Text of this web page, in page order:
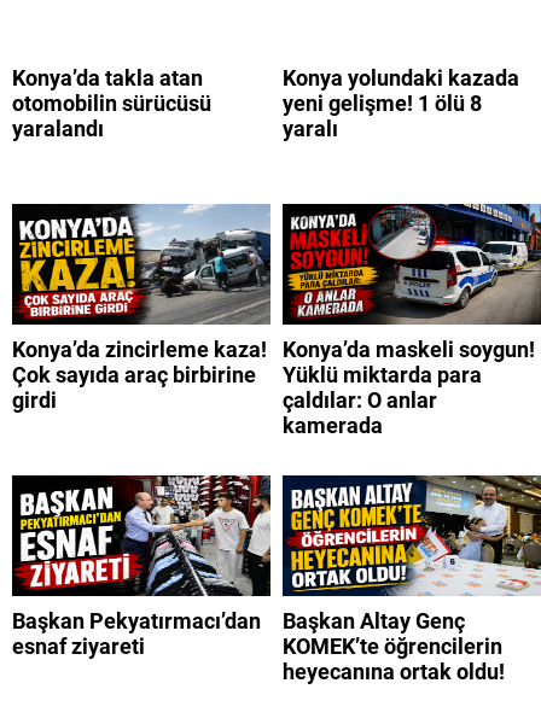
Konya’da takla atan
otomobilin sürücüsü
yaralandı
Konya yolundaki kazada
yeni gelişme! 1 ölü 8
yaralı
Konya’da zincirleme kaza!
Çok sayıda araç birbirine
girdi
Konya’da maskeli soygun!
Yüklü miktarda para
çaldılar: O anlar
kamerada
Başkan Pekyatırmacı’dan
esnaf ziyareti
Başkan Altay Genç
KOMEK’te öğrencilerin
heyecanına ortak oldu!